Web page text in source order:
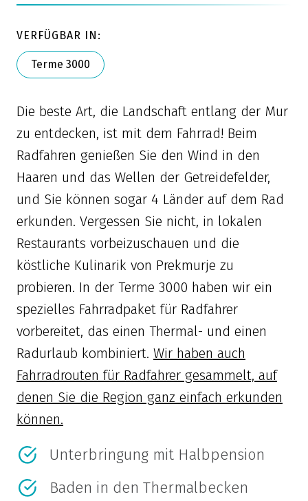
VERFÜGBAR IN:
Terme 3000
Die beste Art, die Landschaft entlang der Mur
zu entdecken, ist mit dem Fahrrad! Beim
Radfahren genießen Sie den Wind in den
Haaren und das Wellen der Getreidefelder,
und Sie können sogar 4 Länder auf dem Rad
erkunden. Vergessen Sie nicht, in lokalen
Restaurants vorbeizuschauen und die
köstliche Kulinarik von Prekmurje zu
probieren. In der Terme 3000 haben wir ein
spezielles Fahrradpaket für Radfahrer
vorbereitet, das einen Thermal- und einen
Radurlaub kombiniert. Wir haben auch
Fahrradrouten für Radfahrer gesammelt, auf
denen Sie die Region ganz einfach erkunden
können.
Unterbringung mit Halbpension
Baden in den Thermalbecken